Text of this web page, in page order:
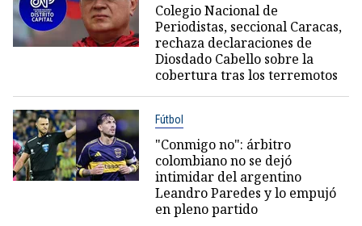
Colegio Nacional de
Periodistas, seccional Caracas,
rechaza declaraciones de
Diosdado Cabello sobre la
cobertura tras los terremotos
Fútbol
"Conmigo no": árbitro
colombiano no se dejó
intimidar del argentino
Leandro Paredes y lo empujó
en pleno partido